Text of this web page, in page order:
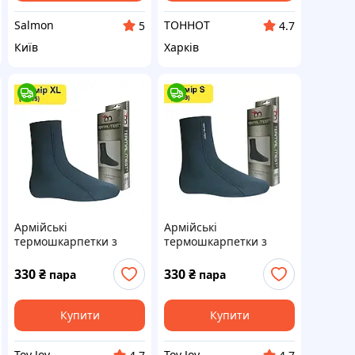
Salmon
5
Київ
TOHHOT
4.7
Харків
Армійські
термошкарпетки з
Неопренові
водовідштовхуючі
шкарпетки р. ХL 44-45
унісекс
330₴ пара
Купити
Армійські
термошкарпетки з
Неопренові
водовідштовхуючі
шкарпетки р. S 38-39
унісекс
330₴ пара
Купити